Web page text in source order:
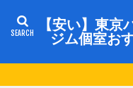
【安い】東
ジム個室お